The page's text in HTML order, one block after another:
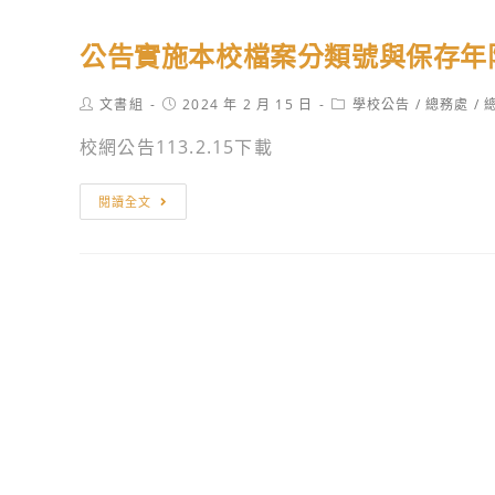
公告實施本校檔案分類號與保存
Post文書組
Post2024 年 2 月 15 日
Post學校公告 / 總務處 /
校網公告113.2.15下載
閱讀全文
告